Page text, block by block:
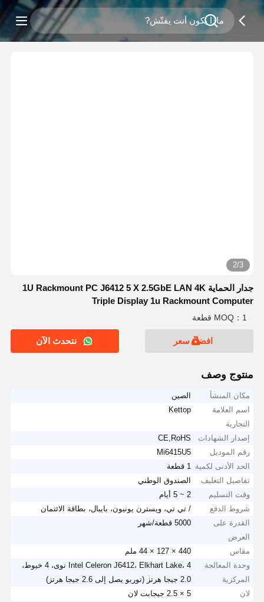
2/3
جدار الحماية 1U Rackmount PC J6412 5 X 2.5GbE LAN 4K
Triple Display 1u Rackmount Computer
MOQ：1 قطعة
افضل سعر نتحدث الآن
منتوج وصف
مكان المنشأ
الصين
اسم العلامة
التجارية
Kettop
إصدار الشهادات
CE,RoHS
رقم الموديل
Mi6415U5
الحد الأدنى لكمية
1 قطعة
تفاصيل التغليف
الصندوق الوطني
وقت التسليم
2 ~ 5 أيام
شروط الدفع
/ تي تي، ويسترن يونيون، بايبال، بطاقة الائتمان
القدرة على
العرض
5000 قطعة/شهر
مقاس
440 × 127 × 44 ملم
وحدة المعالجة
المركزية
Intel Celeron J6412، Elkhart Lake، 4 نوى، 4 خيوط،
2.0 جيجا هرتز (توربو يصل إلى 2.6 جيجا هرتز)
لان
5 × 2.5 جيجابت لان